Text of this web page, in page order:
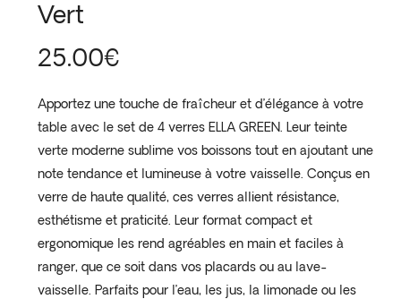
Vert
25.00€
Apportez une touche de fraîcheur et d’élégance à votre
table avec le set de 4 verres ELLA GREEN. Leur teinte
verte moderne sublime vos boissons tout en ajoutant une
note tendance et lumineuse à votre vaisselle. Conçus en
verre de haute qualité, ces verres allient résistance,
esthétisme et praticité. Leur format compact et
ergonomique les rend agréables en main et faciles à
ranger, que ce soit dans vos placards ou au lave-
vaisselle. Parfaits pour l’eau, les jus, la limonade ou les